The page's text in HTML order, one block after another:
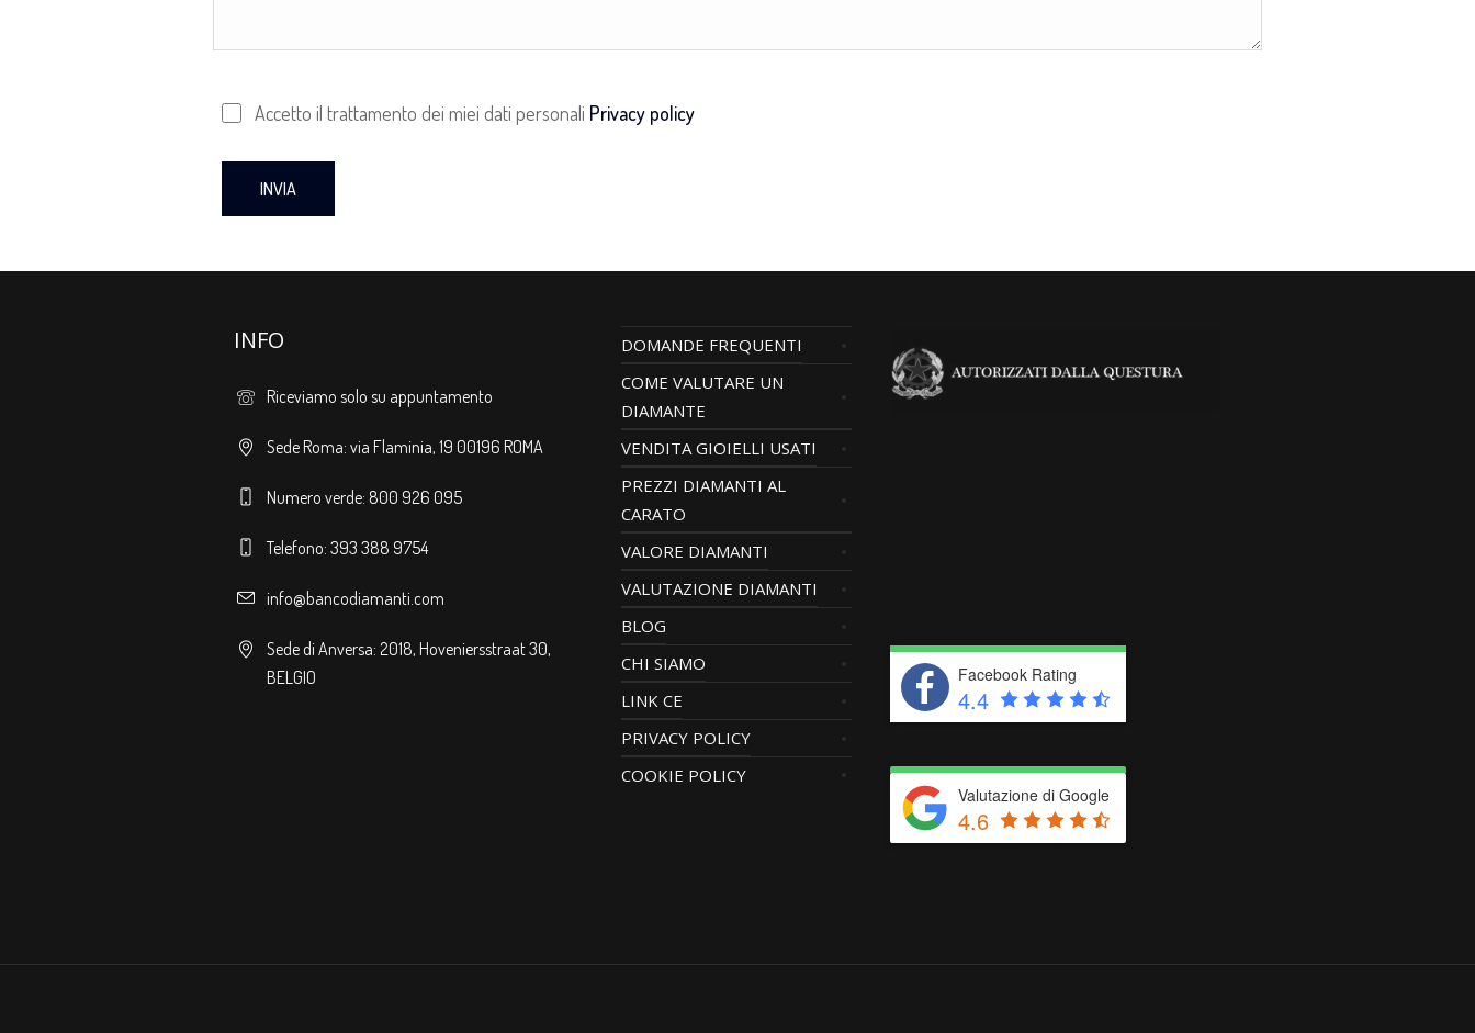
Accetto il trattamento dei miei dati personali Privacy policy
INFO
Riceviamo solo su appuntamento
Sede Roma: via Flaminia, 19 00196 ROMA
Numero verde: 800 926 095
Telefono: 393 388 9754
info@bancodiamanti.com
Sede di Anversa: 2018, Hoveniersstraat 30,
BELGIO
DOMANDE FREQUENTI
COME VALUTARE UN
DIAMANTE
VENDITA GIOIELLI USATI
PREZZI DIAMANTI AL
CARATO
VALORE DIAMANTI
VALUTAZIONE DIAMANTI
BLOG
CHI SIAMO
LINK CE
PRIVACY POLICY
COOKIE POLICY
Facebook Rating
4.4
Valutazione di Google
4.6